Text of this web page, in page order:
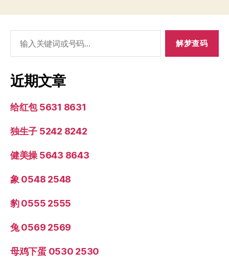
索：
近期文章
给红包 5631 8631
独生子 5242 8242
健美操 5643 8643
象 0548 2548
豹 0555 2555
兔 0569 2569
母鸡下蛋 0530 2530